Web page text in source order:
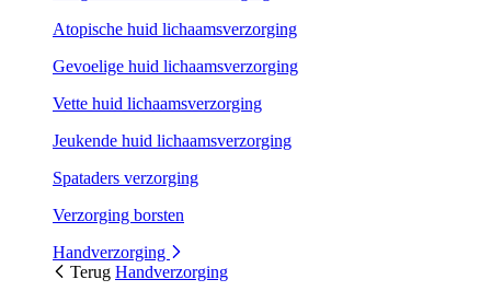
Atopische huid lichaamsverzorging
Gevoelige huid lichaamsverzorging
Vette huid lichaamsverzorging
Jeukende huid lichaamsverzorging
Spataders verzorging
Verzorging borsten
Handverzorging
Terug Handverzorging